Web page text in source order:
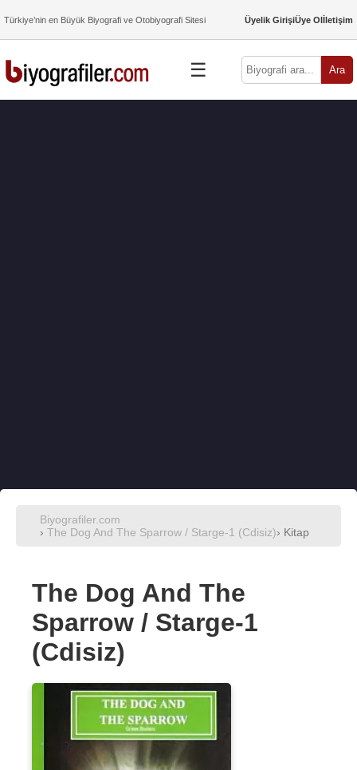
Türkiye’nin en Büyük Biyografi ve Otobiyografi Sitesi Üyelik GirişiÜye Olİletişim
☰ Ara
Biyografiler.com
› The Dog And The Sparrow / Starge-1 (Cdisiz)› Kitap
The Dog And The
Sparrow / Starge-1
(Cdisiz)